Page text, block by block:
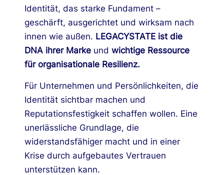
Identität, das starke Fundament –
geschärft, ausgerichtet und wirksam nach
innen wie außen. LEGACYSTATE ist die
DNA ihrer Marke und wichtige Ressource
für organisationale Resilienz.
Für Unternehmen und Persönlichkeiten, die
Identität sichtbar machen und
Reputationsfestigkeit schaffen wollen. Eine
unerlässliche Grundlage, die
widerstandsfähiger macht und in einer
Krise durch aufgebautes Vertrauen
unterstützen kann.